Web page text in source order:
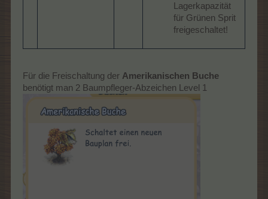
Lagerkapazität
für Grünen Sprit
freigeschaltet!
Für die Freischaltung der Amerikanischen Buche
benötigt man 2 Baumpfleger-Abzeichen Level 1